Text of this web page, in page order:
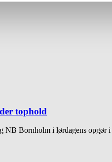
tophold
Bornholm i lørdagens opgør